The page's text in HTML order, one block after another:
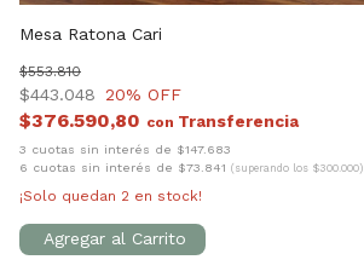
Mesa Ratona Cari
$443.048
$553.810
20% OFF
$376.590,80 con
3 cuotas sin interés de $147.683
6 cuotas sin interés de $73.841 (superando los $300.000)
¡Solo quedan 2 en stock!